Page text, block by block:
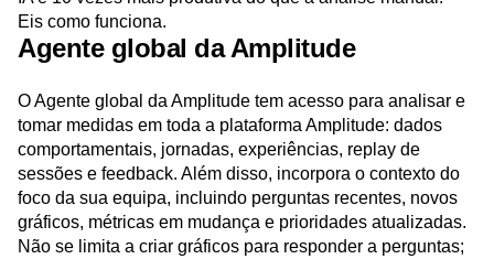
minutos, não em semanas. Isto significa que a análise de
IA é 10 vezes mais produtiva do que a análise manual.
Agente global da Amplitude
O Agente global da Amplitude tem acesso para analisar e
tomar medidas em toda a plataforma Amplitude:dados
comportamentais,jornadas,experiências,replay de
sessões efeedback. Além disso, incorpora o contexto do
foco da sua equipa, incluindo perguntas recentes, novos